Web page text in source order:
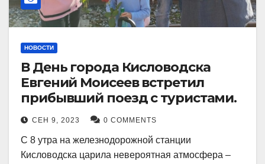
НОВОСТИ
В День города Кисловодска
Евгений Моисеев встретил
прибывший поезд с туристами.
СЕН 9, 2023 0 COMMENTS
С 8 утра на железнодорожной станции
Кисловодска царила невероятная атмосфера –